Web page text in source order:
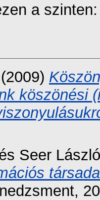
a
(2009)
köszönési
Seer László